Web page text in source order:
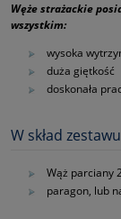
Węże strażackie
wszystkim:
wysoka
duża giętkość
doskonała
W skład
Wąż parciany
paragon, lub